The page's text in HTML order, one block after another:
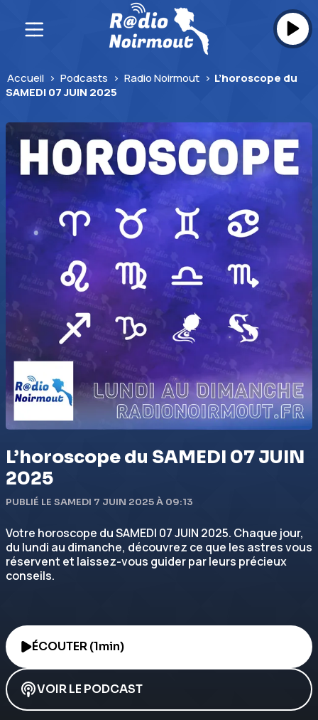
Accueil > Podcasts > Radio Noirmout > L’horoscope du
SAMEDI 07 JUIN 2025
L’horoscope du SAMEDI 07 JUIN
2025
PUBLIÉ LE SAMEDI 7 JUIN 2025 À 09:13
Votre horoscope du SAMEDI 07 JUIN 2025. Chaque jour,
du lundi au dimanche, découvrez ce que les astres vous
réservent et laissez-vous guider par leurs précieux
conseils.
ÉCOUTER (1min)
VOIR LE PODCAST